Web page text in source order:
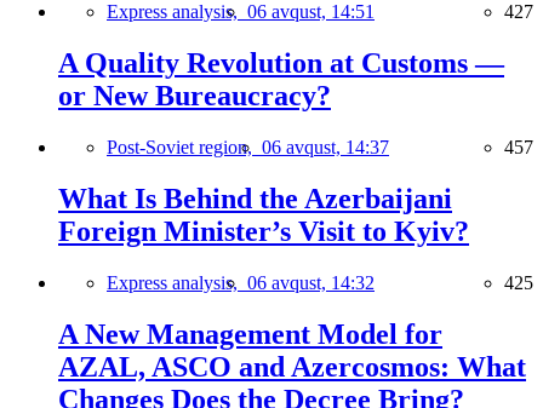
Express analysis, 06 avqust, 14:51 427
A Quality Revolution at Customs —
or New Bureaucracy?
Post-Soviet region, 06 avqust, 14:37 457
What Is Behind the Azerbaijani
Foreign Minister’s Visit to Kyiv?
Express analysis, 06 avqust, 14:32 425
A New Management Model for
AZAL, ASCO and Azercosmos: What
Changes Does the Decree Bring?